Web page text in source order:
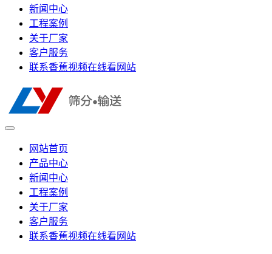
新闻中心
工程案例
关于厂家
客户服务
联系香蕉视频在线看网站
网站首页
产品中心
新闻中心
工程案例
关于厂家
客户服务
联系香蕉视频在线看网站